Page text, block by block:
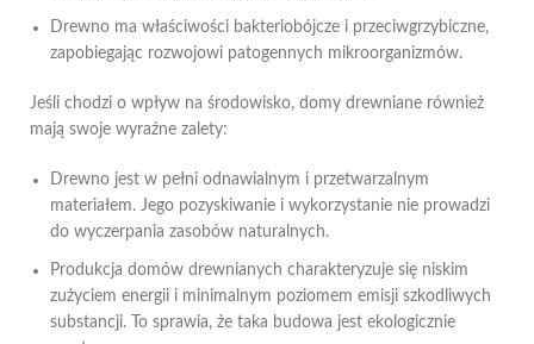
Drewno ma właściwości bakteriobójcze i przeciwgrzybiczne,
zapobiegając rozwojowi patogennych mikroorganizmów.
Jeśli chodzi o wpływ na środowisko, domy drewniane również
mają swoje wyraźne zalety:
Drewno jest w pełni odnawialnym i przetwarzalnym
materiałem. Jego pozyskiwanie i wykorzystanie nie prowadzi
do wyczerpania zasobów naturalnych.
Produkcja domów drewnianych charakteryzuje się niskim
zużyciem energii i minimalnym poziomem emisji szkodliwych
substancji. To sprawia, że taka budowa jest ekologicznie